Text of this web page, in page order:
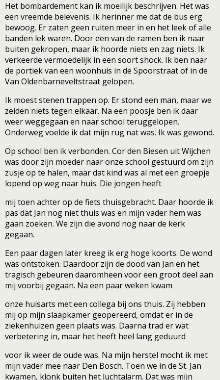
Het bombardement kan ik moeilijk beschrijven. Het was
een vreemde belevenis. Ik herinner me dat de bus erg
bewoog. Er zaten geen ruiten meer in en het leek of alle
banden lek waren. Door een van de ramen ben ik naar
buiten gekropen, maar ik hoorde niets en zag niets. Ik
verkeerde vermoedelijk in een soort shock. Ik ben naar
de portiek van een woonhuis in de Spoorstraat of in de
Van Oldenbarneveltstraat gelopen.
Ik moest stenen trappen op. Er stond een man, maar we
zeiden niets tegen elkaar. Na een poosje ben ik daar
weer weggegaan en naar school teruggelopen.
Onderweg voelde ik dat mijn rug nat was. Ik was gewond.
Op school ben ik verbonden. Cor den Biesen uit Wijchen
was door zijn moeder naar onze school gestuurd om zijn
zusje op te halen, maar dat kind was al met een groepje
lopend op weg naar huis. Die jongen heeft
mij toen achter op de fiets thuisgebracht. Daar hoorde ik
pas dat Jan nog niet thuis was en mijn vader hem was
gaan zoeken. We zijn die avond nog naar de kerk
gegaan.
Een paar dagen later kreeg ik erg hoge koorts. De wond
was ontstoken. Daardoor zijn de dood van Jan en het
tragisch gebeuren daaromheen voor een groot deel aan
mij voorbij gegaan. Na een paar weken kwam
onze huisarts met een collega bij ons thuis. Zij hebben
mij op mijn slaapkamer geopereerd, omdat er in de
ziekenhuizen geen plaats was. Daarna trad er wat
verbetering in, maar het heeft heel lang geduurd
voor ik weer de oude was. Na mijn herstel mocht ik met
mijn vader mee naar Den Bosch. Toen we in de St. Jan
kwamen, klonk buiten het luchtalarm. Dat was mijn